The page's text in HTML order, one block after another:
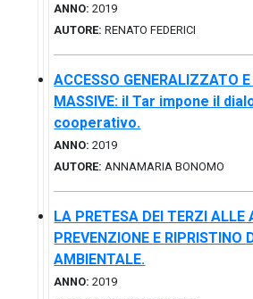
ANNO: 2019
AUTORE: RENATO FEDERICI
ACCESSO GENERALIZZATO
MASSIVE: il Tar impone il
cooperativo.
ANNO: 2019
AUTORE: ANNAMARIA BONOMO
LA PRETESA DEI TERZI ALLE
PREVENZIONE E RIPRISTINO
AMBIENTALE.
ANNO: 2019